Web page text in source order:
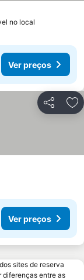
no local
Ver preços
Partilhar
Ver preços
sites de reserva
diferenças entre as